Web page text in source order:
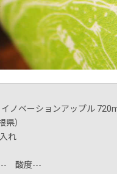
ノベーションアップル
県）
れ
--- 酸度---